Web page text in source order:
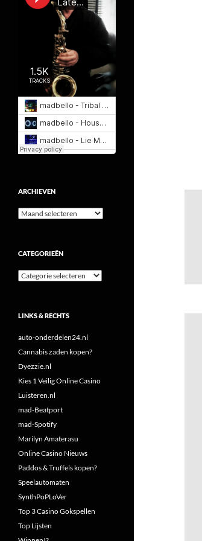
ARCHIEVEN
Archieven
CATEGORIEËN
Categorieën
LINKS & RECHTS
auto-onderdelen24.nl
Cannabis zaden kopen?
Dyezzie.nl
Kies 1 Veilig Online Casino
Luisteren.nl
mad-Beatport
mad-Spotify
Marilyn Amaterasu
Online Casino Nieuws
Paddos & Truffels kopen?
Speelautomaten
SynthPoPLoVer
Top 3 Casino Gokspellen
Top Lijsten